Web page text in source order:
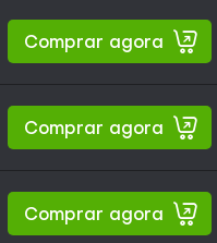
Comprar agora
Comprar agora
Comprar agora